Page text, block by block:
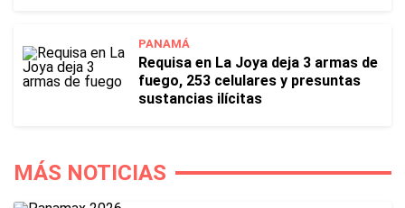
PANAMÁ
Requisa en La Joya deja 3 armas de
fuego, 253 celulares y presuntas
sustancias ilícitas
MÁS NOTICIAS